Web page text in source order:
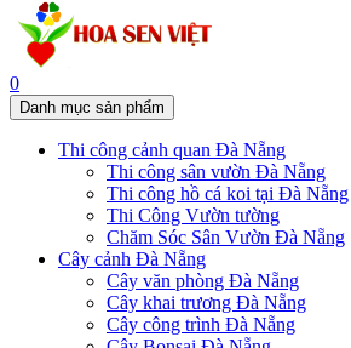
0
Danh mục sản phẩm
Thi công cảnh quan Đà Nẵng
Thi công sân vườn Đà Nẵng
Thi công hồ cá koi tại Đà Nẵng
Thi Công Vườn tường
Chăm Sóc Sân Vườn Đà Nẵng
Cây cảnh Đà Nẵng
Cây văn phòng Đà Nẵng
Cây khai trương Đà Nẵng
Cây công trình Đà Nẵng